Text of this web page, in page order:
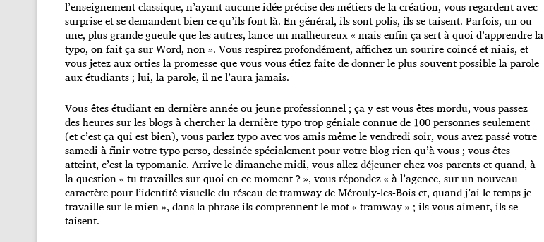
l’enseignement classique, n’ayant aucune idée précise des métiers de la création, vous regardent avec
surprise et se demandent bien ce qu’ils font là. En général, ils sont polis, ils se taisent. Parfois, un ou
une, plus grande gueule que les autres, lance un malheureux « mais enfin ça sert à quoi d’apprendre la
typo, on fait ça sur Word, non ». Vous respirez profondément, affichez un sourire coincé et niais, et
vous jetez aux orties la promesse que vous vous étiez faite de donner le plus souvent possible la parole
aux étudiants ; lui, la parole, il ne l’aura jamais.
Vous êtes étudiant en dernière année ou jeune professionnel ; ça y est vous êtes mordu, vous passez
des heures sur les blogs à chercher la dernière typo trop géniale connue de 100 personnes seulement
(et c’est ça qui est bien), vous parlez typo avec vos amis même le vendredi soir, vous avez passé votre
samedi à finir votre typo perso, dessinée spécialement pour votre blog rien qu’à vous ; vous êtes
atteint, c’est la typomanie. Arrive le dimanche midi, vous allez déjeuner chez vos parents et quand, à
la question « tu travailles sur quoi en ce moment ? », vous répondez « à l’agence, sur un nouveau
caractère pour l’identité visuelle du réseau de tramway de Mérouly-les-Bois et, quand j’ai le temps je
travaille sur le mien », dans la phrase ils comprennent le mot « tramway » ; ils vous aiment, ils se
taisent.